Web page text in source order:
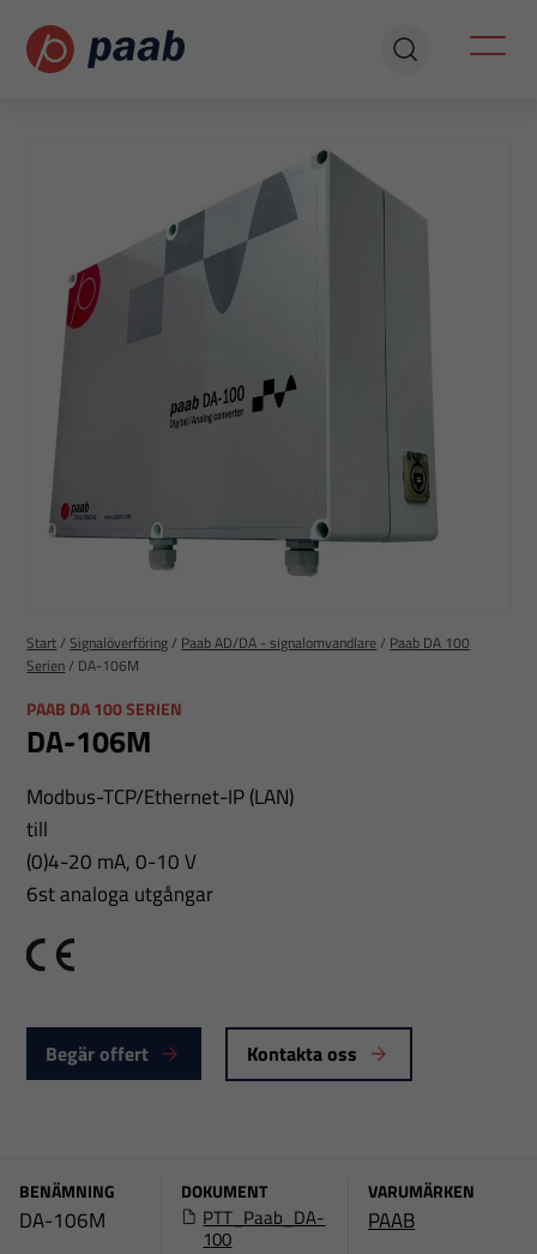
Start/Signalöverföring/ Paab AD/DA - signalomvandlare/ Paab DA 100
Serien/ DA-106M
PAAB DA 100 SERIEN
DA-106M
Modbus-TCP/Ethernet-IP (LAN)
till
(0)4-20 mA, 0-10 V
6st analoga utgångar
CE
Begär offert Kontakta oss
BENÄMNING
DA-106M
DOKUMENT
PTT_Paab_DA-
100
VARUMÄRKEN
PAAB